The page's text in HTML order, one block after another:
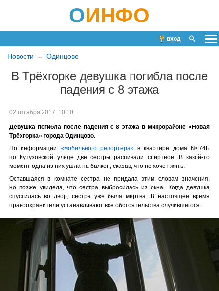
ОИНФО
вход
Новости Одинцово
В Трёхгорке девушка погибла после
падения с 8 этажа
02 октября 2017, 10:10
Девушка погибла после падения с 8 этажа в микрорайоне «Новая
Трёхгорка» города Одинцово.
По информации «мобильного репортёра»в квартире дома №74Б
по Кутузовской улице две сестры распивали спиртное. В какой-то
момент одна из них ушла на балкон, сказав, что не хочет жить.
Оставшаяся в комнате сестра не придала этим словам значения,
но позже увидела, что сестра выбросилась из окна. Когда девушка
спустилась во двор, сестра уже была мертва. В настоящее время
правоохранители устанавливают все обстоятельства случившегося.